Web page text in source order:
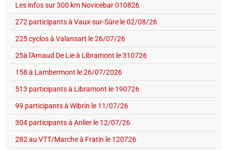
Les infos sur 300 km Novicebar 010826
272 participants à Vaux-sur-Sûre le 02/08/26
225 cyclos à Valansart le 26/07/26
25à l'Arnaud De Lie à Libramont le 310726
158 à Lambermont le 26/07/2026
513 participants à Libramont le 190726
99 participants à Wibrin le 11/07/26
304 participants à Anlier le 12/07/26
282 au VTT/Marche à Fratin le 120726